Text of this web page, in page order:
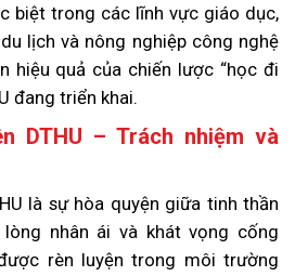
biệt trong các lĩnh vực giáo dục,
lịch và nông nghiệp công nghệ
hiệu quả của chiến lược “học đi
đang triển khai.
DTHU – Trách nhiệm và
là sự hòa quyện giữa tinh thần
nhân ái và khát vọng cống
rèn luyện trong môi trường